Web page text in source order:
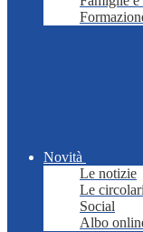
Novità
Le notizie
Le circolari
Social
Albo